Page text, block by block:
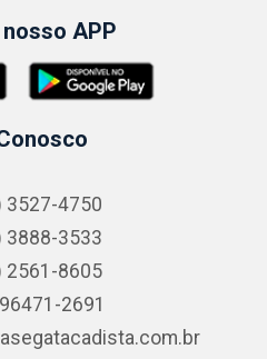
APP
3527-4750
3888-3533
2561-8605
2691